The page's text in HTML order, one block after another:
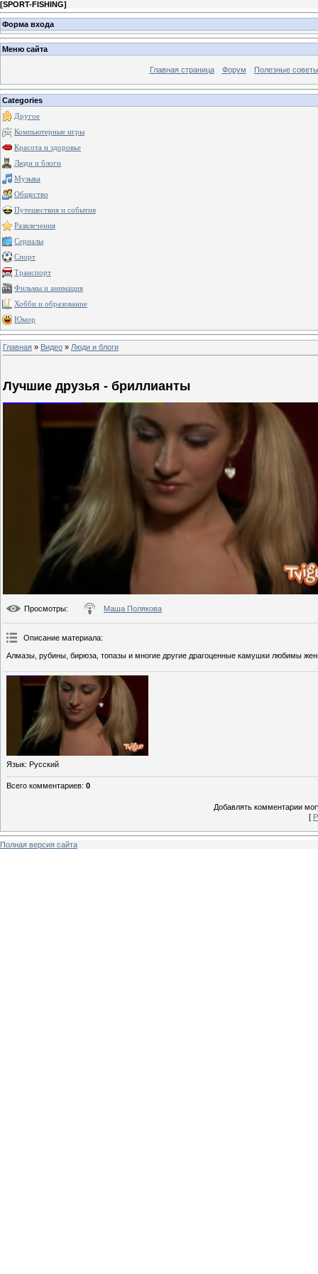
[SPORT-FISHING]
Форма входа
Меню сайта
Главная страница Форум Полезные советы
Categories
Другое
Компьютерные игры
Красота и здоровье
Люди и блоги
Музыка
Общество
Путешествия и события
Развлечения
Сериалы
Спорт
Транспорт
Фильмы и анимация
Хобби и образование
Юмор
Главная » Видео » Люди и блоги
Лучшие друзья - бриллианты
Просмотры: Маша Полякова
Описание материала:
Алмазы, рубины, бирюза, топазы и многие другие драгоценные камушки любимы
Язык: Русский
Всего комментариев: 0
Добавлять комментарии
[
Полная версия сайта